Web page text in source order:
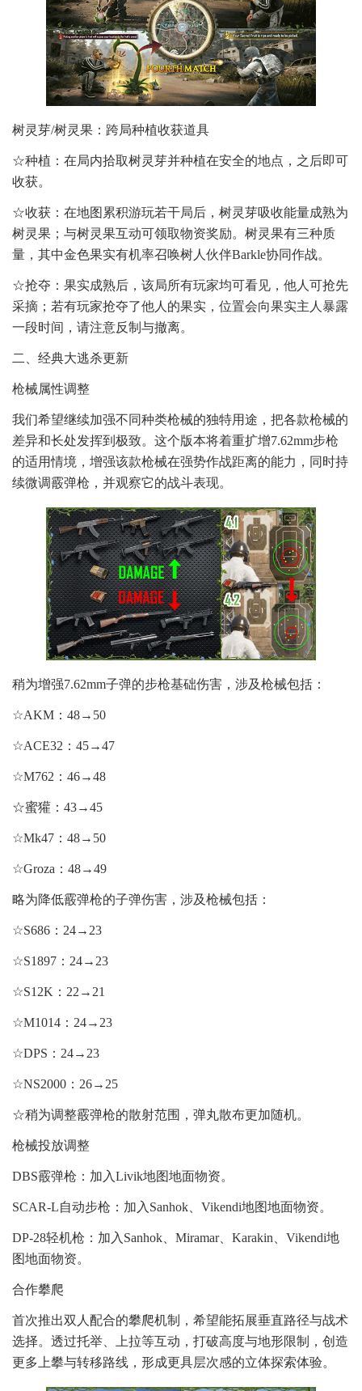
树灵芽/树灵果：跨局种植收获道具
☆种植：在局内拾取树灵芽并种植在安全的地点，之后即可
收获。
☆收获：在地图累积游玩若干局后，树灵芽吸收能量成熟为
树灵果；与树灵果互动可领取物资奖励。树灵果有三种质
量，其中金色果实有机率召唤树人伙伴Barkle协同作战。
☆抢夺：果实成熟后，该局所有玩家均可看见，他人可抢先
采摘；若有玩家抢夺了他人的果实，位置会向果实主人暴露
一段时间，请注意反制与撤离。
二、经典大逃杀更新
枪械属性调整
我们希望继续加强不同种类枪械的独特用途，把各款枪械的
差异和长处发挥到极致。这个版本将着重扩增7.62mm步枪
的适用情境，增强该款枪械在强势作战距离的能力，同时持
续微调霰弹枪，并观察它的战斗表现。
稍为增强7.62mm子弹的步枪基础伤害，涉及枪械包括：
☆AKM：48→50
☆ACE32：45→47
☆M762：46→48
☆蜜獾：43→45
☆Mk47：48→50
☆Groza：48→49
略为降低霰弹枪的子弹伤害，涉及枪械包括：
☆S686：24→23
☆S1897：24→23
☆S12K：22→21
☆M1014：24→23
☆DPS：24→23
☆NS2000：26→25
☆稍为调整霰弹枪的散射范围，弹丸散布更加随机。
枪械投放调整
DBS霰弹枪：加入Livik地图地面物资。
SCAR-L自动步枪：加入Sanhok、Vikendi地图地面物资。
DP-28轻机枪：加入Sanhok、Miramar、Karakin、Vikendi地
图地面物资。
合作攀爬
首次推出双人配合的攀爬机制，希望能拓展垂直路径与战术
选择。透过托举、上拉等互动，打破高度与地形限制，创造
更多上攀与转移路线，形成更具层次感的立体探索体验。